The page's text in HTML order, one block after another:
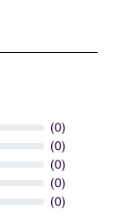
(0)
(0)
(0)
(0)
(0)